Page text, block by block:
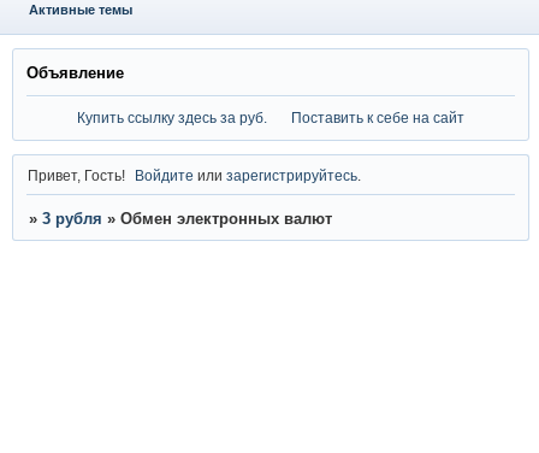
Активные темы
Объявление
Купить ссылку здесь заруб. Поставить к себе на сайт
Привет, Гость! Войдите илизарегистрируйтесь
» 3 рубля » Обмен электронных валют